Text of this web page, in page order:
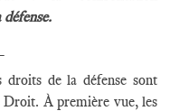
droits de la défense sont
Droit. À première vue, les